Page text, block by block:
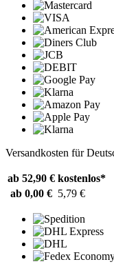
Versandkosten für
ab 52,90 € kostenlos*
ab 0,00 € 5,79 €